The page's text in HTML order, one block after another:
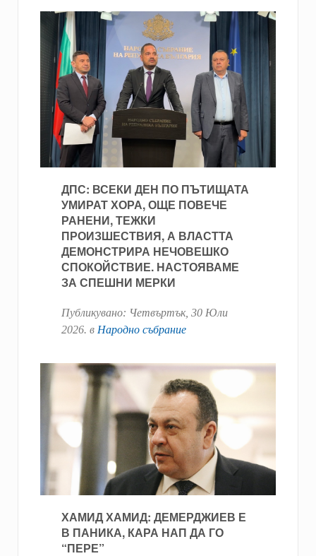
ДПС: ВСЕКИ ДЕН ПО ПЪТИЩАТА
УМИРАТ ХОРА, ОЩЕ ПОВЕЧЕ
РАНЕНИ, ТЕЖКИ
ПРОИЗШЕСТВИЯ, А ВЛАСТТА
ДЕМОНСТРИРА НЕЧОВЕШКО
СПОКОЙСТВИЕ. НАСТОЯВАМЕ
ЗА СПЕШНИ МЕРКИ
Публикувано: Четвъртък, 30 Юли
2026. в Народно събрание
ХАМИД ХАМИД: ДЕМЕРДЖИЕВ Е
В ПАНИКА, КАРА НАП ДА ГО
“ПЕРЕ”